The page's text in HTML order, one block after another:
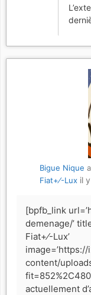
Bigue Nique
Fiat+⁄-Lux il
[bpfb_link
demenage/’
Fiat+⁄-Lux’
content/
actuellement